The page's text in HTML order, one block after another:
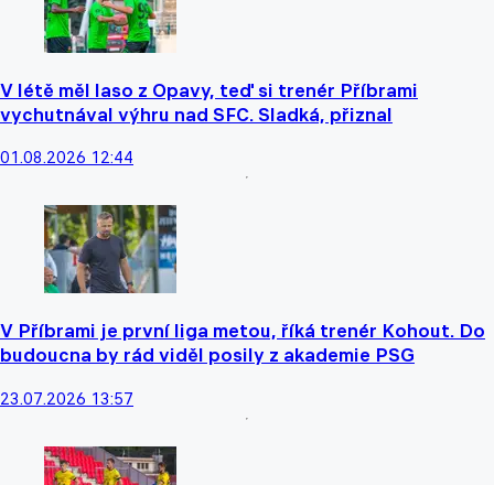
V létě měl laso z Opavy, teď si trenér Příbrami
vychutnával výhru nad SFC. Sladká, přiznal
01.08.2026 12:44
V Příbrami je první liga metou, říká trenér Kohout. Do
budoucna by rád viděl posily z akademie PSG
23.07.2026 13:57